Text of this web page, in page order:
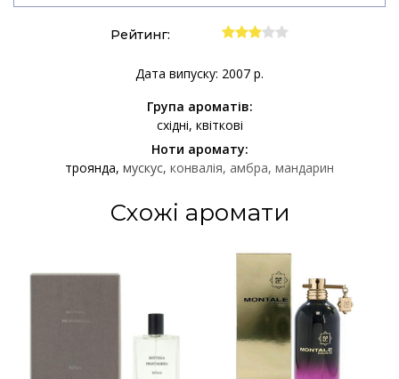
Рейтинг:
Дата випуску: 2007 р.
Група ароматів:
східні квіткові
Ноти аромату:
троянда мускус конвалія амбра мандарин
Схожі аромати